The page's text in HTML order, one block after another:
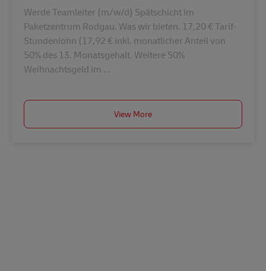
Werde Teamleiter (m/w/d) Spätschicht im
Paketzentrum Rodgau. Was wir bieten. 17,20 € Tarif-
Stundenlohn (17,92 € inkl. monatlicher Anteil von
50% des 13. Monatsgehalt. Weitere 50%
Weihnachtsgeld im ...
View More